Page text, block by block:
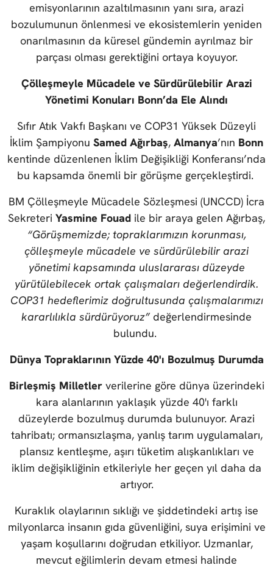
emisyonlarının azaltılmasının yanı sıra, arazi
bozulumunun önlenmesi ve ekosistemlerin yeniden
onarılmasının da küresel gündemin ayrılmaz bir
parçası olması gerektiğini ortaya koyuyor.
Çölleşmeyle Mücadele ve Sürdürülebilir Arazi
Yönetimi Konuları Bonn’da Ele Alındı
Sıfır Atık Vakfı Başkanı ve COP31 Yüksek Düzeyli
İklim Şampiyonu Samed Ağırbaş, Almanya’nın Bonn
kentinde düzenlenen İklim Değişikliği Konferansı’nda
bu kapsamda önemli bir görüşme gerçekleştirdi.
BM Çölleşmeyle Mücadele Sözleşmesi (UNCCD) İcra
Sekreteri Yasmine Fouad ile bir araya gelen Ağırbaş,
“Görüşmemizde; topraklarımızın korunması,
çölleşmeyle mücadele ve sürdürülebilir arazi
yönetimi kapsamında uluslararası düzeyde
yürütülebilecek ortak çalışmaları değerlendirdik.
COP31 hedeflerimiz doğrultusunda çalışmalarımızı
kararlılıkla sürdürüyoruz” değerlendirmesinde
bulundu.
Dünya Topraklarının Yüzde 40'ı Bozulmuş Durumda
Birleşmiş Milletlerverilerine göre dünya üzerindeki
kara alanlarının yaklaşık yüzde 40'ı farklı
düzeylerde bozulmuş durumda bulunuyor. Arazi
tahribatı; ormansızlaşma, yanlış tarım uygulamaları,
plansız kentleşme, aşırı tüketim alışkanlıkları ve
iklim değişikliğinin etkileriyle her geçen yıl daha da
artıyor.
Kuraklık olaylarının sıklığı ve şiddetindeki artış ise
milyonlarca insanın gıda güvenliğini, suya erişimini ve
yaşam koşullarını doğrudan etkiliyor. Uzmanlar,
mevcut eğilimlerin devam etmesi halinde